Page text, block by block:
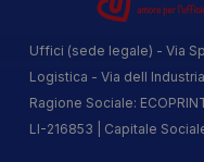
Uffici (sede legale) - Via
Logistica - Via dell
Ragione Sociale:
LI-216853 | Capitale